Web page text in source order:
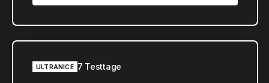
Tarif wählen
ULTRANICE 7 Testtage